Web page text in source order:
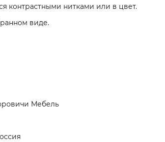
контрастными нитками или в цвет.
виде.
Мебель